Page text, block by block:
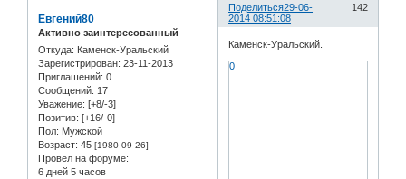
Поделиться 142
29-06-
2014 08:51:08
Евгений80
Активно заинтересованный
Откуда: Каменск-Уральский
Зарегистрирован: 23-11-2013
Приглашений: 0
Сообщений: 17
Уважение: [+8/-3]
Позитив: [+16/-0]
Пол: Мужской
Возраст: 45 [1980-09-26]
Провел на форуме:
6 дней 5 часов
Каменск-Уральский.
0